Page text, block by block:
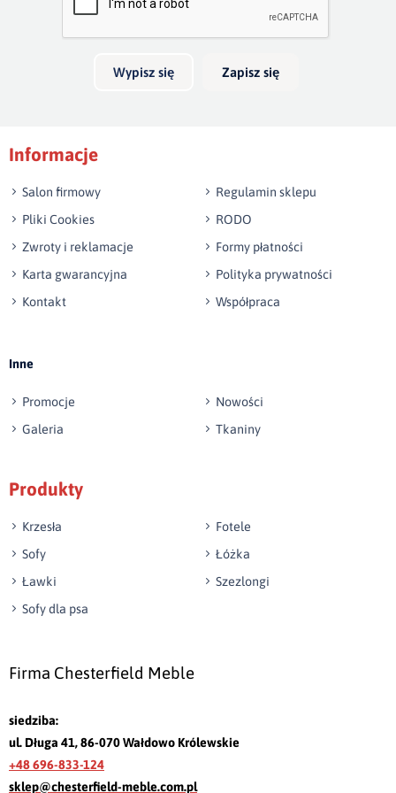
długośc łóżka ok. 220cm
Twoja opinia o produkcie
Wyślij opinię
Wypisz się Zapisz się
Informacje
Salon firmowy
Regulamin sklepu
Pliki Cookies
RODO
Zwroty i reklamacje
Formy płatności
Karta gwarancyjna
Polityka prywatności
Kontakt
Współpraca
Inne
Promocje
Nowości
Galeria
Tkaniny
Produkty
Krzesła
Fotele
Sofy
Łóżka
Ławki
Szezlongi
Sofy dla psa
Firma Chesterfield Meble
siedziba:
ul. Długa 41, 86-070 Wałdowo Królewskie
+48 696-833-124
sklep@chesterfield-meble.com.pl